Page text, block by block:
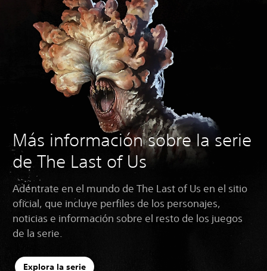
Más información sobre la serie
de The Last of Us
Adéntrate en el mundo de The Last of Us en el sitio
oficial, que incluye perfiles de los personajes,
noticias e información sobre el resto de los juegos
de la serie.
Explora la serie